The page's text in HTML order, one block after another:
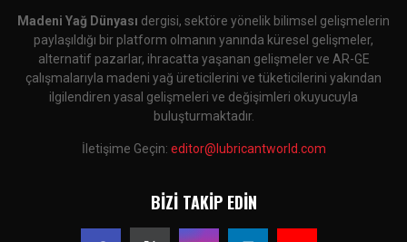
Madeni Yağ Dünyası dergisi, sektöre yönelik bilimsel gelişmelerin
paylaşıldığı bir platform olmanın yanında küresel gelişmeler,
alternatif pazarlar, ihracatta yaşanan gelişmeler ve AR-GE
çalışmalarıyla madeni yağ üreticilerini ve tüketicilerini yakından
ilgilendiren yasal gelişmeleri ve değişimleri okuyucuyla
buluşturmaktadır.
İletişime Geçin: editor@lubricantworld.com
BIZI TAKIP EDIN